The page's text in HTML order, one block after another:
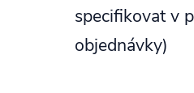
specifikovat v
objednávky)